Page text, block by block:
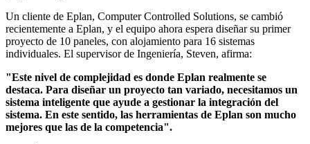
Un cliente de Eplan, Computer Controlled Solutions, se cambió
recientemente a Eplan, y el equipo ahora espera diseñar su primer
proyecto de 10 paneles, con alojamiento para 16 sistemas
individuales. El supervisor de Ingeniería, Steven, afirma:
"Este nivel de complejidad es donde Eplan realmente se
destaca. Para diseñar un proyecto tan variado, necesitamos un
sistema inteligente que ayude a gestionar la integración del
sistema. En este sentido, las herramientas de Eplan son mucho
mejores que las de la competencia".